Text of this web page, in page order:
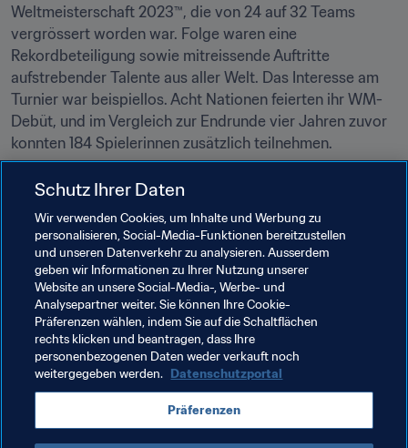
Weltmeisterschaft 2023™, die von 24 auf 32 Teams
vergrössert worden war. Folge waren eine
Rekordbeteiligung sowie mitreissende Auftritte
aufstrebender Talente aus aller Welt. Das Interesse am
Turnier war beispiellos. Acht Nationen feierten ihr WM-
Debüt, und im Vergleich zur Endrunde vier Jahren zuvor
konnten 184 Spielerinnen zusätzlich teilnehmen.
Verwandte Themen
Organisation von Turnieren Frauenfussball
FIFA-Präsident Organisation Organisation
Schutz Ihrer Daten
Wir verwenden Cookies, um Inhalte und Werbung zu
personalisieren, Social-Media-Funktionen bereitzustellen
und unseren Datenverkehr zu analysieren. Ausserdem
geben wir Informationen zu Ihrer Nutzung unserer
Website an unsere Social-Media-, Werbe- und
Analysepartner weiter. Sie können Ihre Cookie-
Präferenzen wählen, indem Sie auf die Schaltflächen
rechts klicken und beantragen, dass Ihre
personenbezogenen Daten weder verkauft noch
weitergegeben werden. Datenschutzportal
Präferenzen